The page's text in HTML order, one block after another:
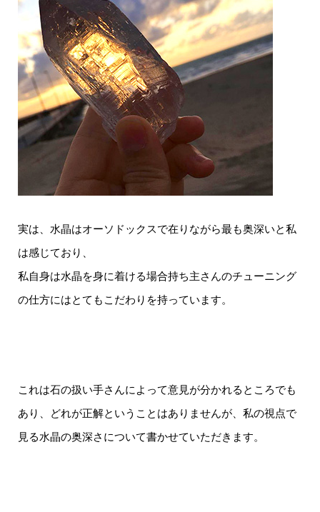
実は、水晶はオーソドックスで在りながら最も奥深いと私
は感じており、
私自身は水晶を身に着ける場合持ち主さんのチューニング
の仕方にはとてもこだわりを持っています。
これは石の扱い手さんによって意見が分かれるところでも
あり、どれが正解ということはありませんが、私の視点で
見る水晶の奥深さについて書かせていただきます。